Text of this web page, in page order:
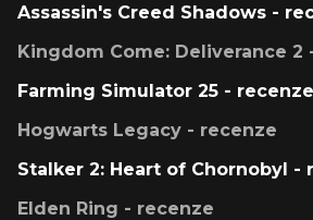
Assassin's Creed Shadows -
Kingdom Come: Deliverance 2
Farming Simulator 25 - recenze
Hogwarts Legacy - recenze
Stalker 2: Heart of Chornobyl -
Elden Ring - recenze